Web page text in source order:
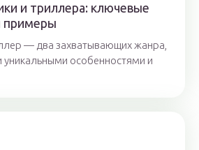
и триллера: ключевые
примеры
— два захватывающих жанра,
особенностями и